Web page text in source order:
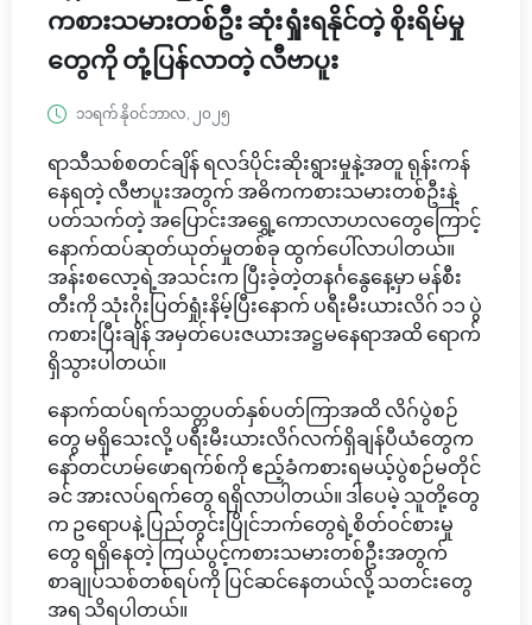
ကစားသမားတစ်ဦး ဆုံးရှုံးရနိုင်တဲ့ စိုးရိမ်မှု
တွေကို တုံ့ပြန်လာတဲ့ လီဗာပူး
၁၁ရက် နိုဝင်ဘာလ, ၂၀၂၅
ရာသီသစ်စတင်ချိန် ရလဒ်ပိုင်းဆိုးရွားမှုနဲ့အတူ ရုန်းကန်
နေရတဲ့ လီဗာပူးအတွက် အဓိကကစားသမားတစ်ဦးနဲ့
ပတ်သက်တဲ့ အပြောင်းအရွှေ့ကောလာဟလတွေကြောင့်
နောက်ထပ်ဆုတ်ယုတ်မှုတစ်ခု ထွက်ပေါ်လာပါတယ်။
အန်းစလော့ရဲ့အသင်းက ပြီးခဲ့တဲ့တနင်္ဂနွေနေ့မှာ မန်စီး
တီးကို သုံးဂိုးပြတ်ရှုံးနိမ့်ပြီးနောက် ပရီးမီးယားလိဂ် ၁၁ ပွဲ
ကစားပြီးချိန် အမှတ်ပေးဇယားအဋ္ဌမနေရာအထိ ရောက်
ရှိသွားပါတယ်။
နောက်ထပ်ရက်သတ္တပတ်နှစ်ပတ်ကြာအထိ လိဂ်ပွဲစဉ်
တွေ မရှိသေးလို့ ပရီးမီးယားလိဂ်လက်ရှိချန်ပီယံတွေက
နော်တင်ဟမ်ဖောရက်စ်ကို ဧည့်ခံကစားရမယ့်ပွဲစဉ်မတိုင်
ခင် အားလပ်ရက်တွေ ရရှိလာပါတယ်။ ဒါပေမဲ့ သူတို့တွေ
က ဥရောပနဲ့ ပြည်တွင်းပြိုင်ဘက်တွေရဲ့စိတ်ဝင်စားမှု
တွေ ရရှိနေတဲ့ ကြယ်ပွင့်ကစားသမားတစ်ဦးအတွက်
စာချုပ်သစ်တစ်ရပ်ကို ပြင်ဆင်နေတယ်လို့ သတင်းတွေ
အရ သိရပါတယ်။